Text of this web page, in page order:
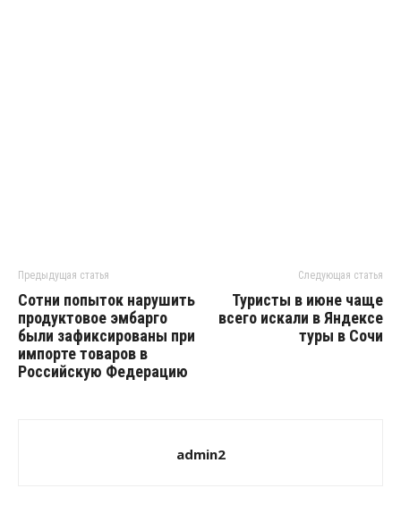
Предыдущая статья
Сотни попыток нарушить
продуктовое эмбарго
были зафиксированы при
импорте товаров в
Российскую Федерацию
Следующая статья
Туристы в июне чаще
всего искали в Яндексе
туры в Сочи
admin2